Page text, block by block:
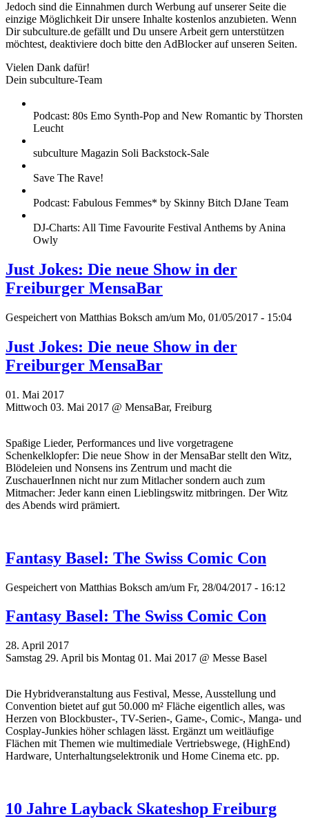
Jedoch sind die Einnahmen durch Werbung auf unserer Seite die
einzige Möglichkeit Dir unsere Inhalte kostenlos anzubieten. Wenn
Dir subculture.de gefällt und Du unsere Arbeit gern unterstützen
möchtest, deaktiviere doch bitte den AdBlocker auf unseren Seiten.
Vielen Dank dafür!
Dein subculture-Team
Podcast: 80s Emo Synth-Pop and New Romantic by Thorsten
Leucht
subculture Magazin Soli Backstock-Sale
Save The Rave!
Podcast: Fabulous Femmes* by Skinny Bitch DJane Team
DJ-Charts: All Time Favourite Festival Anthems by Anina
Owly
Just Jokes: Die neue Show in der
Freiburger MensaBar
Gespeichert von Matthias Boksch am/um Mo, 01/05/2017 - 15:04
Just Jokes: Die neue Show in der
Freiburger MensaBar
01. Mai 2017
Mittwoch 03. Mai 2017 @ MensaBar, Freiburg
Spaßige Lieder, Performances und live vorgetragene
Schenkelklopfer: Die neue Show in der MensaBar stellt den Witz,
Blödeleien und Nonsens ins Zentrum und macht die
ZuschauerInnen nicht nur zum Mitlacher sondern auch zum
Mitmacher: Jeder kann einen Lieblingswitz mitbringen. Der Witz
des Abends wird prämiert.
Fantasy Basel: The Swiss Comic Con
Gespeichert von Matthias Boksch am/um Fr, 28/04/2017 - 16:12
Fantasy Basel: The Swiss Comic Con
28. April 2017
Samstag 29. April bis Montag 01. Mai 2017 @ Messe Basel
Die Hybridveranstaltung aus Festival, Messe, Ausstellung und
Convention bietet auf gut 50.000 m² Fläche eigentlich alles, was
Herzen von Blockbuster-, TV-Serien-, Game-, Comic-, Manga- und
Cosplay-Junkies höher schlagen lässt. Ergänzt um weitläufige
Flächen mit Themen wie multimediale Vertriebswege, (HighEnd)
Hardware, Unterhaltungselektronik und Home Cinema etc. pp.
10 Jahre Layback Skateshop Freiburg